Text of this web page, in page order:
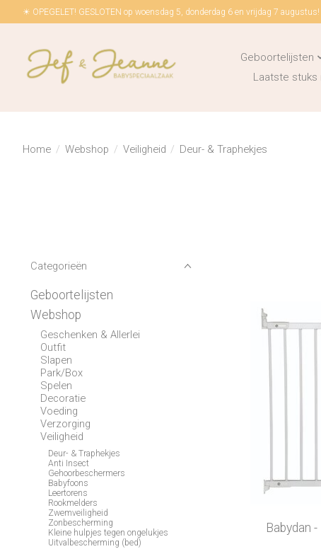
☀ OPEGELET! GESLOTEN op woensdag 5, donderdag 6 en vrijdag 7
Geboortelijsten
Laatste stuks
Home / Webshop / Veiligheid / Deur- & Traphekjes
Categorieën
Geboortelijsten
Webshop
Geschenken & Allerlei
Outfit
Slapen
Park/Box
Spelen
Decoratie
Voeding
Verzorging
Veiligheid
Deur- & Traphekjes
Anti Insect
Gehoorbeschermers
Babyfoons
Leertorens
Rookmelders
Zwemveiligheid
Zonbescherming
Kleine hulpjes tegen ongelukjes
Uitvalbescherming (bed)
Babydan